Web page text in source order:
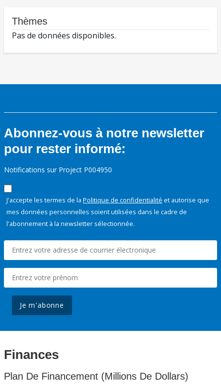
Thèmes
Pas de données disponibles.
Abonnez-vous à notre newsletter
pour rester informé:
Notifications sur Project P004950
J'accepte les termes de la Politique de confidentialité et autorise que
mes données personnelles soient utilisées dans le cadre de
l'abonnement à la newsletter sélectionnée.
Je m'abonne
Finances
Plan De Financement (Millions De Dollars)